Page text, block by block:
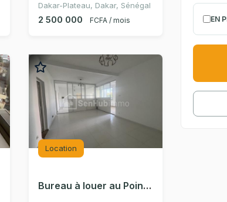
Dakar-Plateau, Dakar, Sénégal
2 500 000 FCFA / mois
Location
Bureau à louer au Point E
EN